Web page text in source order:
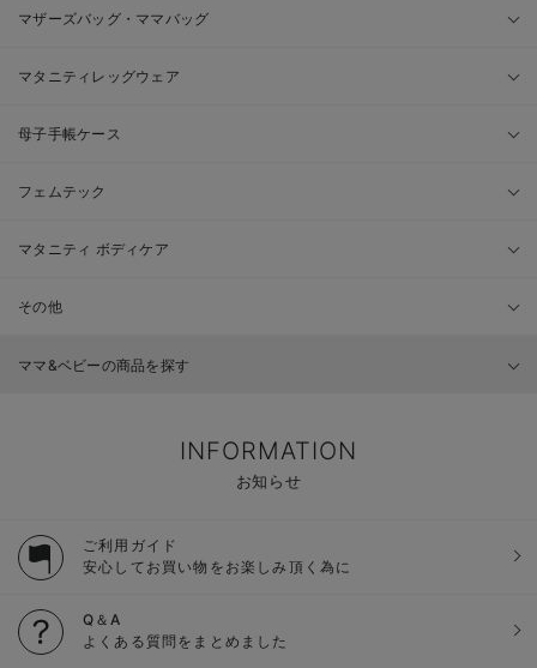
マザーズバッグ・ママバッグ
マタニティレッグウェア
母子手帳ケース
フェムテック
マタニティ ボディケア
その他
ママ&ベビーの商品を探す
INFORMATION
お知らせ
ご利用ガイド
安心してお買い物をお楽しみ頂く為に
Q＆A
よくある質問をまとめました